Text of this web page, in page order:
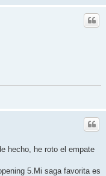
hecho, he roto el empate
5.Mi saga favorita es